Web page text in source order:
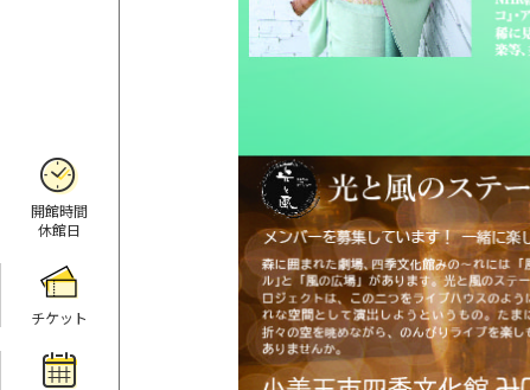
開館時間
休館日
チケット